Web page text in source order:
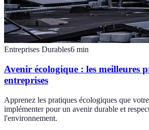
Entreprises Durables6 min
Avenir écologique : les meilleures
entreprises
Apprenez les pratiques écologiques que
implémenter pour un avenir durable et
l'environnement.